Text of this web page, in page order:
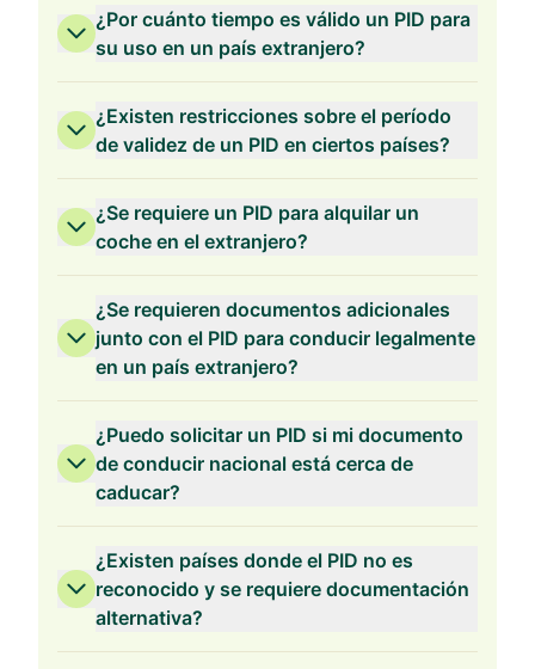
¿Por cuánto tiempo es válido un PID para
su uso en un país extranjero?
¿Existen restricciones sobre el período
de validez de un PID en ciertos países?
¿Se requiere un PID para alquilar un
coche en el extranjero?
¿Se requieren documentos adicionales
junto con el PID para conducir legalmente
en un país extranjero?
¿Puedo solicitar un PID si mi documento
de conducir nacional está cerca de
caducar?
¿Existen países donde el PID no es
reconocido y se requiere documentación
alternativa?